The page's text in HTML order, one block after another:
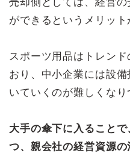
ができるというメリット
スポーツ用品はトレン
おり、中小企業には設
いていくのが難しくなり
大手の傘下に入ること
つ、親会社の経営資源